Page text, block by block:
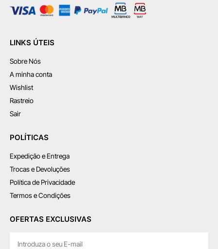
LINKS ÚTEIS
Sobre Nós
A minha conta
Wishlist
Rastreio
Sair
POLÍTICAS
Expedição e Entrega
Trocas e Devoluções
Política de Privacidade
Termos e Condições
OFERTAS EXCLUSIVAS